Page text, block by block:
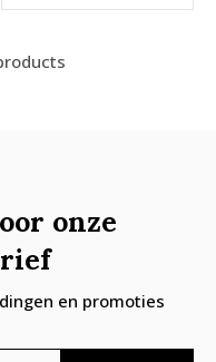
onze
en promoties